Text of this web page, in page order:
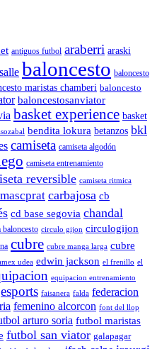
antiguos futbol araberri araski
baloncesto baloncesto
maristas chamberi baloncesto
baloncestosanviator
basket experience basket
bendita lokura betanzos bkl
camiseta camiseta algodón
camiseta entrenamiento
reversible camiseta ritmica
carbajosa cb
cd base segovia chandal
baloncesto circulo gijon circulogijon
cubre cubre manga larga cubre
udea edwin jackson el frenillo el
equipacion entrenamiento
esports faisanera falda federacion
femenino alcorcon font del llop
arturo soria futbol maristas
futbol san viator galapagar